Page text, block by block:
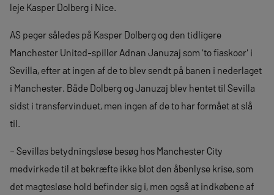
leje Kasper Dolberg i Nice.
AS peger således på Kasper Dolberg og den tidligere
Manchester United-spiller Adnan Januzaj som 'to fiaskoer' i
Sevilla, efter at ingen af de to blev sendt på banen i nederlaget
i Manchester. Både Dolberg og Januzaj blev hentet til Sevilla
sidst i transfervinduet, men ingen af de to har formået at slå
til.
– Sevillas betydningsløse besøg hos Manchester City
medvirkede til at bekræfte ikke blot den åbenlyse krise, som
det magtesløse hold befinder sig i, men også at indkøbene af